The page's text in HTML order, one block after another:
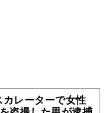
レーターで女性